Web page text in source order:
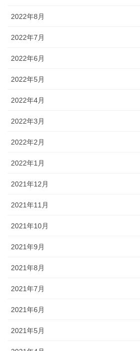
2022年8月
2022年7月
2022年6月
2022年5月
2022年4月
2022年3月
2022年2月
2022年1月
2021年12月
2021年11月
2021年10月
2021年9月
2021年8月
2021年7月
2021年6月
2021年5月